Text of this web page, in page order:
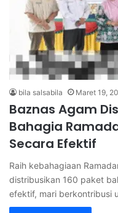
bila salsabila Maret 19,
Baznas Agam
Bahagia
Secara Efektif
Raih kebahagiaan
distribusikan 160 paket
efektif, mari berkontribusi